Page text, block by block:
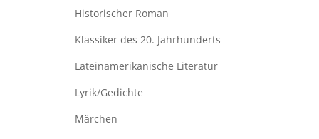
Historischer Roman
Klassiker des 20. Jahrhunderts
Lateinamerikanische Literatur
Lyrik/Gedichte
Märchen